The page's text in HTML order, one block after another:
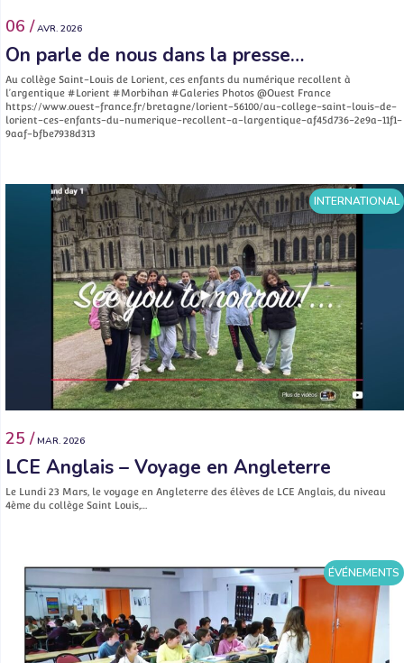
06 / AVR. 2026
On parle de nous dans la presse…
Au collège Saint-Louis de Lorient, ces enfants du numérique recollent à
l’argentique #Lorient #Morbihan #Galeries Photos @Ouest France
https://www.ouest-france.fr/bretagne/lorient-56100/au-college-saint-louis-de-
lorient-ces-enfants-du-numerique-recollent-a-largentique-af45d736-2e9a-11f1-
9aaf-bfbe7938d313
INTERNATIONAL
25 / MAR. 2026
LCE Anglais – Voyage en Angleterre
Le Lundi 23 Mars, le voyage en Angleterre des élèves de LCE Anglais, du niveau
4ème du collège Saint Louis,…
ÉVÉNEMENTS